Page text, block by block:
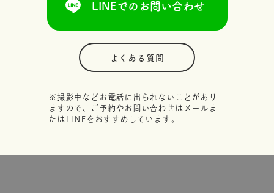
LINEでのお問い合わせ
よくある質問
※撮影中などお電話に出られないことがあり
ますので、ご予約やお問い合わせはメールま
たはLINEをおすすめしています。